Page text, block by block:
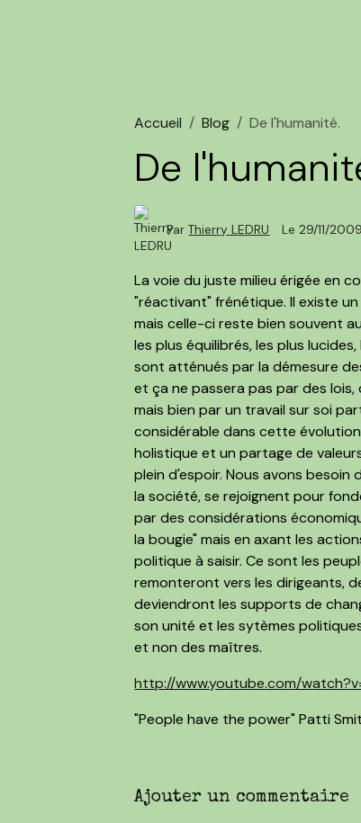
Accueil Blog De l'humanité.
De
ParThierry LEDRU Le 29/11/2009
La voie du juste milieu érigée en
"réactivant" frénétique. Il existe
mais celle-ci reste bien souvent
les plus équilibrés, les plus
sont atténués par la démesure
et ça ne passera pas par des
mais bien par un travail sur soi
considérable dans cette
holistique et un partage de
plein d'espoir. Nous avons besoin
la société, se rejoignent pour
par des considérations
la bougie" mais en axant les
politique à saisir. Ce sont les
remonteront vers les dirigeants,
deviendront les supports de
son unité et les sytèmes
et non des maîtres.
http://www.youtube.com/
"People have the power" Patti
Ajouter un commentaire